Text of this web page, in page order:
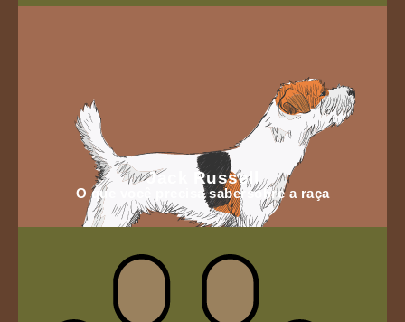
Jack Russell
O que você precisa sabersobre a raça